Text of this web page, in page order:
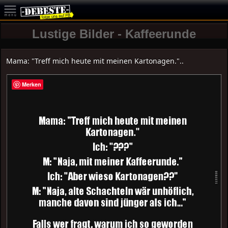
Lustige Bilder - Kaffeerunde
Mama: "Treff mich heute mit meinen Kartonagen."..
Merken